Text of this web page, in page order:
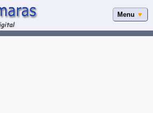
Menu ▼